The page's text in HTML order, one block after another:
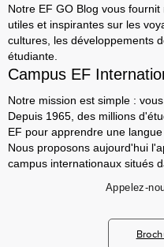
Notre EF GO Blog vous
utiles et inspirantes sur les
cultures, les développements
étudiante.
Campus EF
Notre mission est simple :
Depuis 1965, des millions
EF pour apprendre une
Nous proposons aujourd'hui
campus internationaux situés
Appelez-